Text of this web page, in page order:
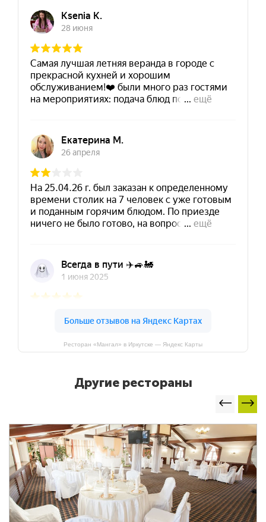
Ресторан «Мангал» в Иркутске — Яндекс Карты
Другие рестораны